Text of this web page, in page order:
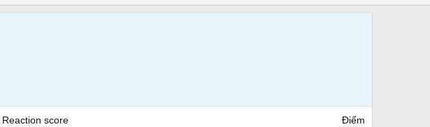
Reaction score Điểm